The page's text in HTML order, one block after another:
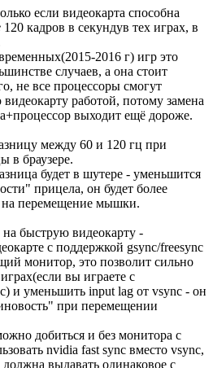
если видеокарта способна
120 кадров в секундув тех играх, в
2016 г) игр это
случаев, а она стоит
не все процессоры смогут
работой, потому замена
выходит ещё дороже.
между 60 и 120 гц при
в браузере.
будет в шутере - уменьшится
прицела, он будет более
на перемещение мышки.
на быструю видеокарту -
с поддержкой gsync/freesync
монитор, это позволит сильно
вы играете с
и уменьшить input lag от vsync - он
при перемещении
добиться и без монитора с
nvidia fast sync вместо vsync,
должна выдавать одинаковое с